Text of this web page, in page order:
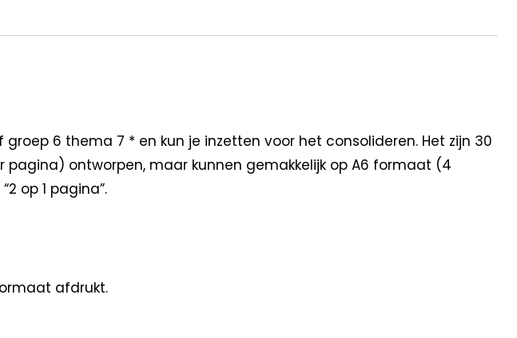
6 thema 7 * en kun je inzetten voor het consolideren. Het zijn 30
ontworpen, maar kunnen gemakkelijk op A6 formaat (4
op 1 pagina”.
afdrukt.